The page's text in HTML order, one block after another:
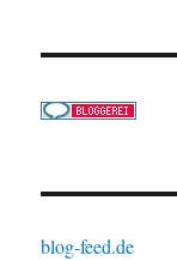
blog-feed.de